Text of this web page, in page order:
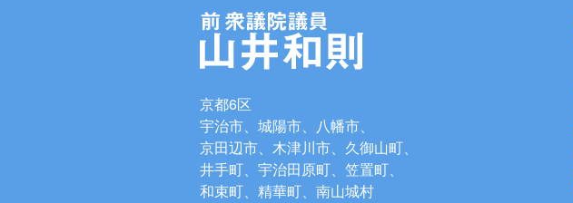
京都6区
宇治市、城陽市、八幡市、
京田辺市、木津川市、久御山町、
井手町、宇治田原町、笠置町、
和束町、精華町、南山城村